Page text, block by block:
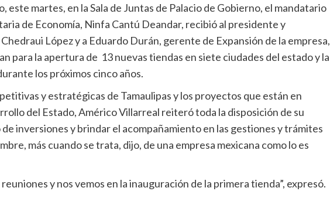
este martes, en la Sala de Juntas de Palacio de Gobierno, el mandatario
de Economía, Ninfa Cantú Deandar, recibió al presidente y
López y a Eduardo Durán, gerente de Expansión de la empresa,
para la apertura de 13 nuevas tiendas en siete ciudades del estado y la
los próximos cinco años.
y estratégicas de Tamaulipas y los proyectos que están en
del Estado, Américo Villarreal reiteró toda la disposición de su
inversiones y brindar el acompañamiento en las gestiones y trámites
más cuando se trata, dijo, de una empresa mexicana como lo es
y nos vemos en la inauguración de la primera tienda”, expresó.